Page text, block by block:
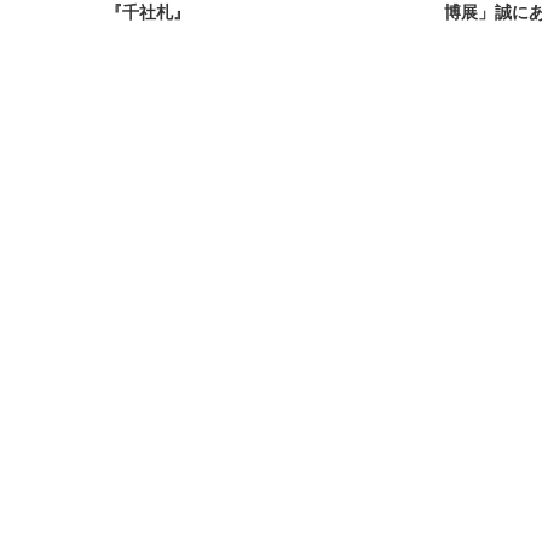
『千社札』
博展」誠に